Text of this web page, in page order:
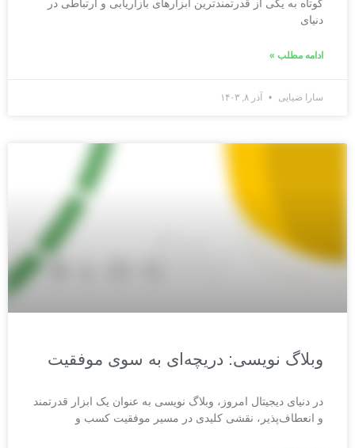
کوتاه به یکی از قدرتمندترین ابزارهای بازاریابی و ارتباطی در
دنیای
ادامه مطلب »
سارا ضیایی آذر ۸, ۱۴۰۳
وبلاگ نویسی: دریچه‌ای به سوی موفقیت
در دنیای دیجیتال امروز، وبلاگ نویسی به عنوان یک ابزار قدرتمند
و انعطاف‌پذیر، نقشی کلیدی در مسیر موفقیت کسب و